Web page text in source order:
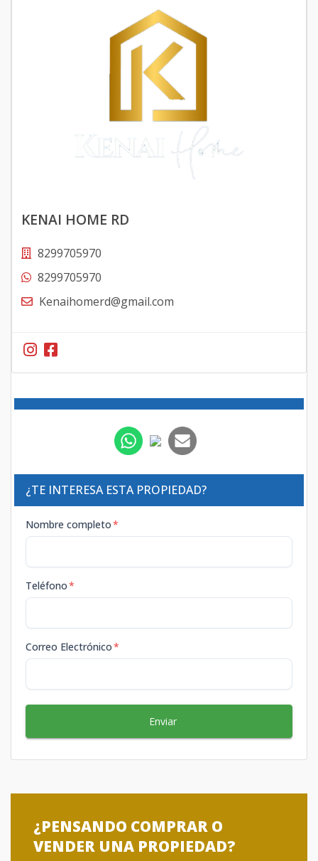
KENAI HOME RD
8299705970
8299705970
Kenaihomerd@gmail.com
¿TE INTERESA ESTA PROPIEDAD?
Nombre completo*
Teléfono*
Correo Electrónico*
Enviar
¿PENSANDO COMPRAR O
VENDER UNA PROPIEDAD?